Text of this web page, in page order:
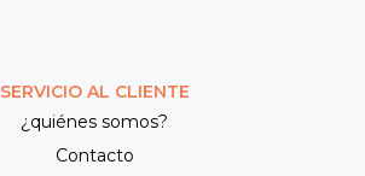
SERVICIO AL CLIENTE
¿quiénes somos?
Contacto